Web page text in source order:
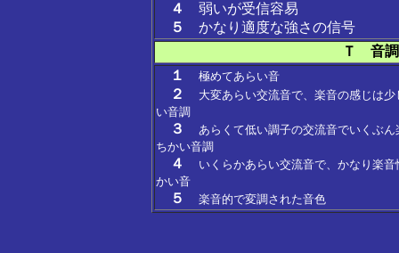
４
弱いが受信容易
５
かなり適度な強さの信号
Ｔ 音調
１
極めてあらい音
２
大変あらい交流音で、楽音の感じは少
い音調
３
あらくて低い調子の交流音でいくぶん
ちかい音調
４
いくらかあらい交流音で、かなり楽音
かい音
５ 楽音的で変調された音色